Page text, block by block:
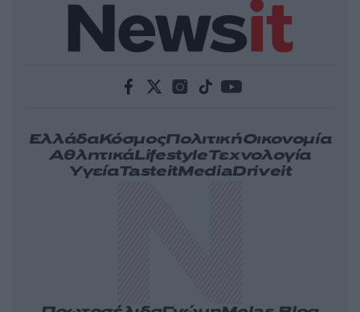
ΕλλάδαΚόσμοςΠολιτικήΟικονομία
ΑθλητικάLifestyleΤεχνολογία
ΥγείαTasteitMediaDriveit